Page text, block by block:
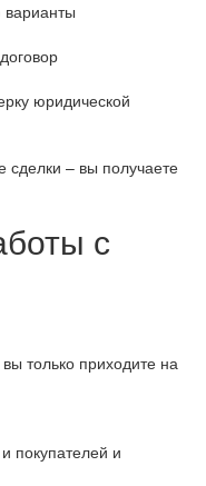
юридической
– вы получаете
с
только приходите на
покупателей и